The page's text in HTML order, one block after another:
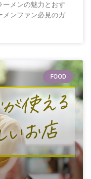
ーメンの魅力とおす
メンファン必見のガ
FOOD